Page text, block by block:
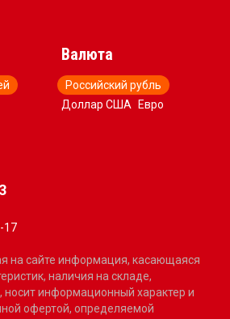
Валюта
Российский рубль
Доллар США
Евро
17
на сайте информация, касающаяся
наличия на складе,
носит информационный характер и
офертой, определяемой